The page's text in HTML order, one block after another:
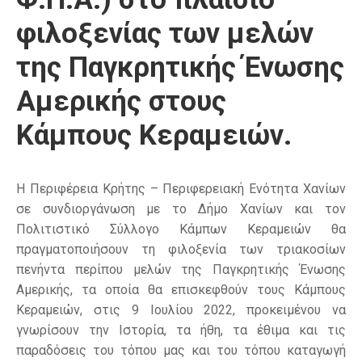
φιλοξενίας των μελών
της Παγκρητικής Ένωσης
Αμερικής στους
Κάμπους Κεραμειών.
Η Περιφέρεια Κρήτης – Περιφερειακή Ενότητα Χανίων
σε συνδιοργάνωση με το Δήμο Χανίων και τον
Πολιτιστικό Σύλλογο Κάμπων Κεραμειών θα
πραγματοποιήσουν τη φιλοξενία των τριακοσίων
πενήντα περίπου μελών της Παγκρητικής Ένωσης
Αμερικής, τα οποία θα επισκεφθούν τους Κάμπους
Κεραμειών, στις 9 Ιουλίου 2022, προκειμένου να
γνωρίσουν την Ιστορία, τα ήθη, τα έθιμα και τις
παραδόσεις του τόπου μας και του τόπου καταγωγή